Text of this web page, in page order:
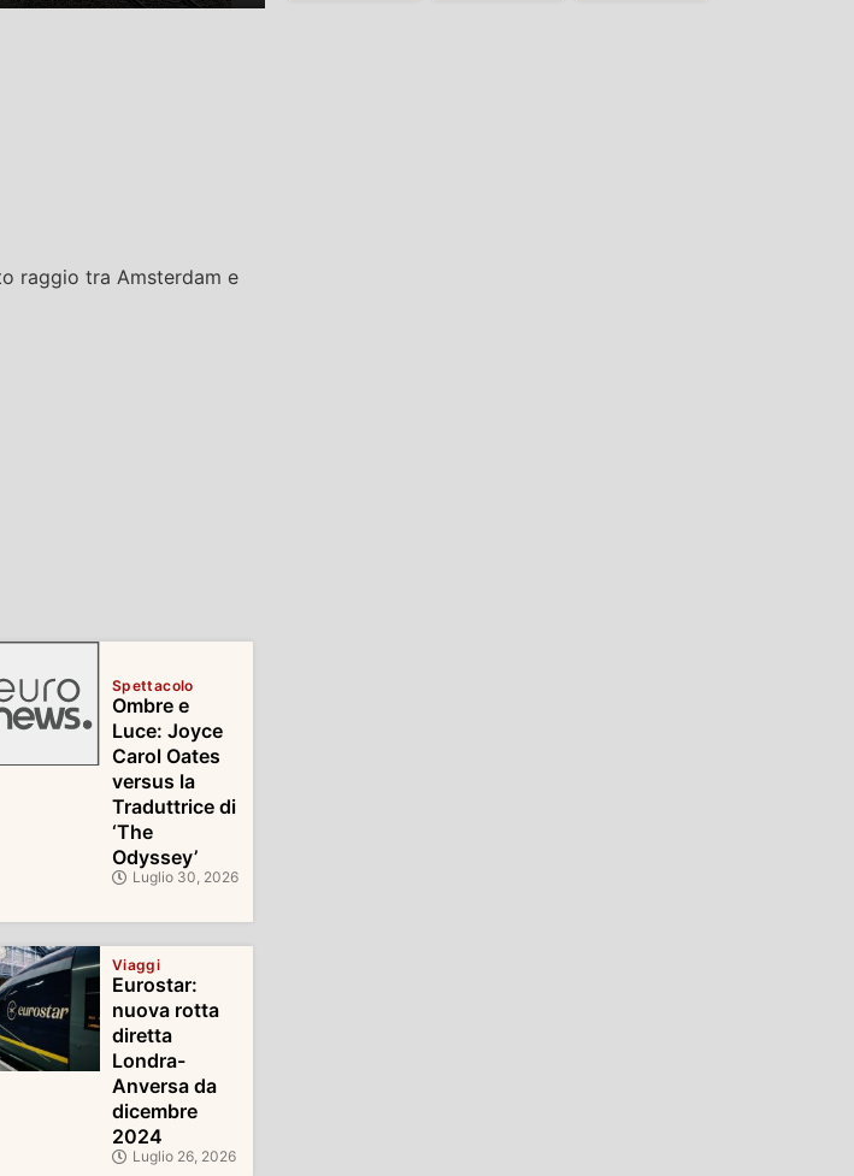
raggio tra Amsterdam e
Spettacolo
Ombre e
Luce: Joyce
Carol Oates
versus la
Traduttrice di
‘The
Odyssey’
Luglio 30, 2026
Viaggi
Eurostar:
nuova rotta
diretta
Londra-
Anversa da
dicembre
2024
Luglio 26, 2026